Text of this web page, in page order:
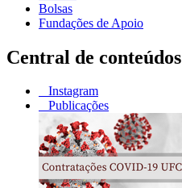
Bolsas
Fundações de Apoio
Central de conteúdos
Instagram
Publicações